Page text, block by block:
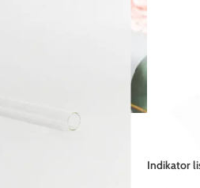
Indikator